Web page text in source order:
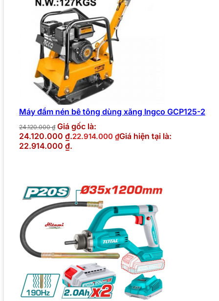
Máy đầm nén bê tông dùng xăng Ingco GCP125-2
24.120.000₫ Giá gốc là:
24.120.000 ₫.22.914.000 ₫Giá hiện tại là:
22.914.000 ₫.